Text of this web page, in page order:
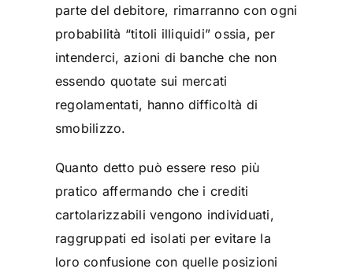
parte del debitore, rimarranno con ogni
probabilità “titoli illiquidi” ossia, per
intenderci, azioni di banche che non
essendo quotate sui mercati
regolamentati, hanno difficoltà di
smobilizzo.
Quanto detto può essere reso più
pratico affermando che i crediti
cartolarizzabili vengono individuati,
raggruppati ed isolati per evitare la
loro confusione con quelle posizioni